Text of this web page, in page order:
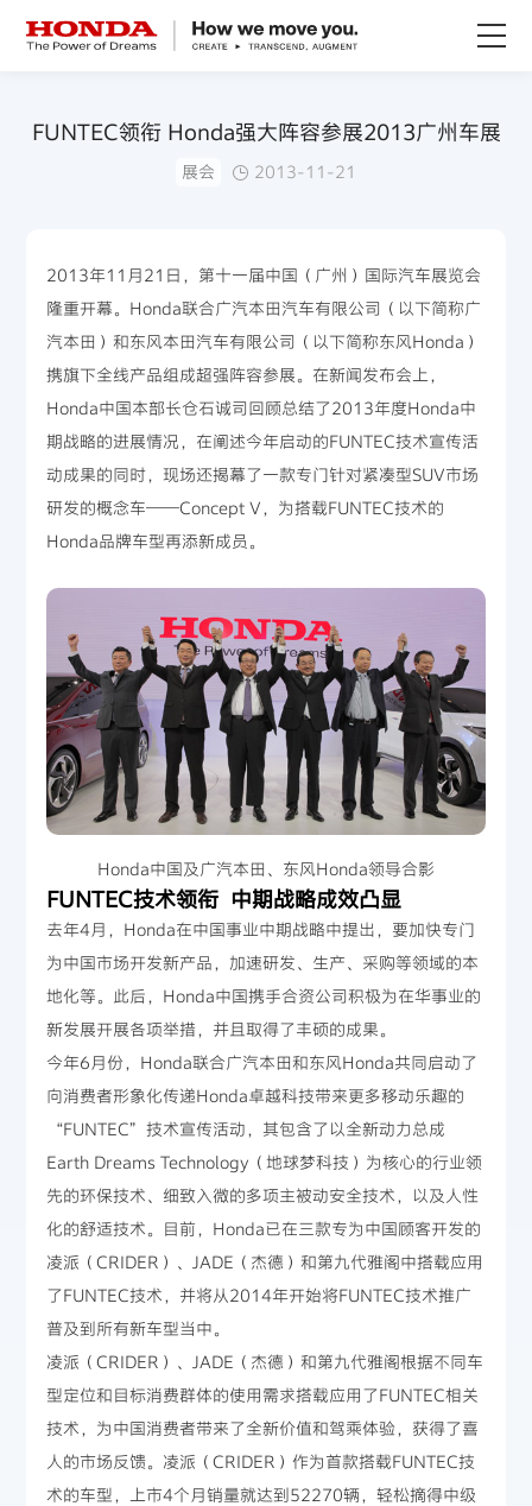
赛事运动
新闻资讯
FUNTEC领衔 Honda强大阵容参展2013广州车展
展会 2013-11-21
2013年11月21日，第十一届中国（广州）国际汽车展览会
隆重开幕。Honda联合广汽本田汽车有限公司（以下简称广
汽本田）和东风本田汽车有限公司（以下简称东风Honda）
携旗下全线产品组成超强阵容参展。在新闻发布会上，
Honda中国本部长仓石诚司回顾总结了2013年度Honda中
期战略的进展情况，在阐述今年启动的FUNTEC技术宣传活
动成果的同时，现场还揭幕了一款专门针对紧凑型SUV市场
研发的概念车——Concept V，为搭载FUNTEC技术的
Honda品牌车型再添新成员。
Honda中国及广汽本田、东风Honda领导合影
FUNTEC技术领衔 中期战略成效凸显
去年4月，Honda在中国事业中期战略中提出，要加快专门
为中国市场开发新产品，加速研发、生产、采购等领域的本
地化等。此后，Honda中国携手合资公司积极为在华事业的
新发展开展各项举措，并且取得了丰硕的成果。
今年6月份，Honda联合广汽本田和东风Honda共同启动了
向消费者形象化传递Honda卓越科技带来更多移动乐趣的
“FUNTEC”技术宣传活动，其包含了以全新动力总成
Earth Dreams Technology（地球梦科技）为核心的行业领
先的环保技术、细致入微的多项主被动安全技术，以及人性
化的舒适技术。目前，Honda已在三款专为中国顾客开发的
凌派（CRIDER）、JADE（杰德）和第九代雅阁中搭载应用
了FUNTEC技术，并将从2014年开始将FUNTEC技术推广
普及到所有新车型当中。
凌派（CRIDER）、JADE（杰德）和第九代雅阁根据不同车
型定位和目标消费群体的使用需求搭载应用了FUNTEC相关
技术，为中国消费者带来了全新价值和驾乘体验，获得了喜
人的市场反馈。凌派（CRIDER）作为首款搭载FUNTEC技
术的车型，上市4个月销量就达到52270辆，轻松摘得中级